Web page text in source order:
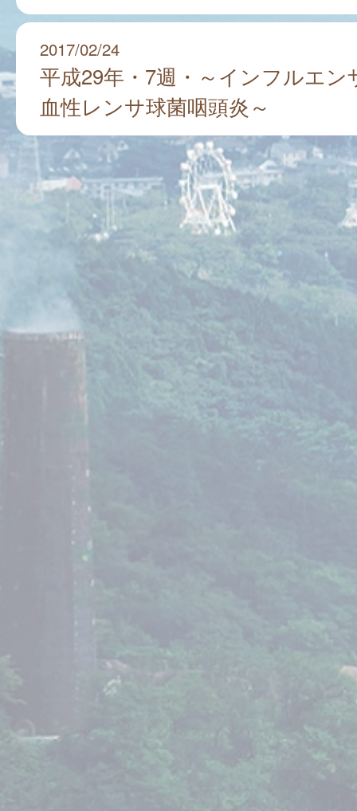
2017/02/24
平成29年・7週・～インフルエン
血性レンサ球菌咽頭炎～